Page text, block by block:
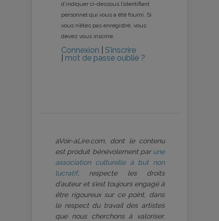
d’indiquer ci-dessous l’identifiant
personnel qui vous a été fourni. Si
vous n’êtes pas enregistré, vous
devez vous inscrire.
Connexion
S’inscrire
mot de passe oublié ?
aVoir-aLire.com, dont le contenu
est produit bénévolement par une
association culturelle à but non
lucratif, respecte les droits
d’auteur et s’est toujours engagé à
être rigoureux sur ce point, dans
le respect du travail des artistes
que nous cherchons à valoriser.